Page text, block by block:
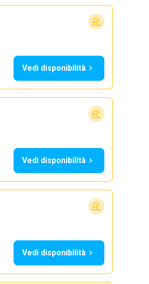
Vedi disponibilità
Vedi disponibilità
Vedi disponibilità